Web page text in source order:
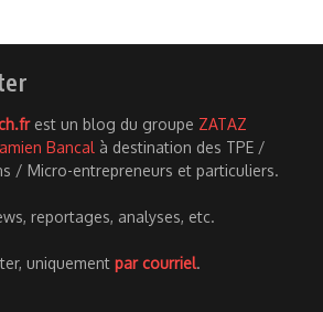
est un blog du groupe ZATAZ
Bancal à destination des TPE /
/ Micro-entrepreneurs et particuliers.
reportages, analyses, etc.
uniquement par courriel.